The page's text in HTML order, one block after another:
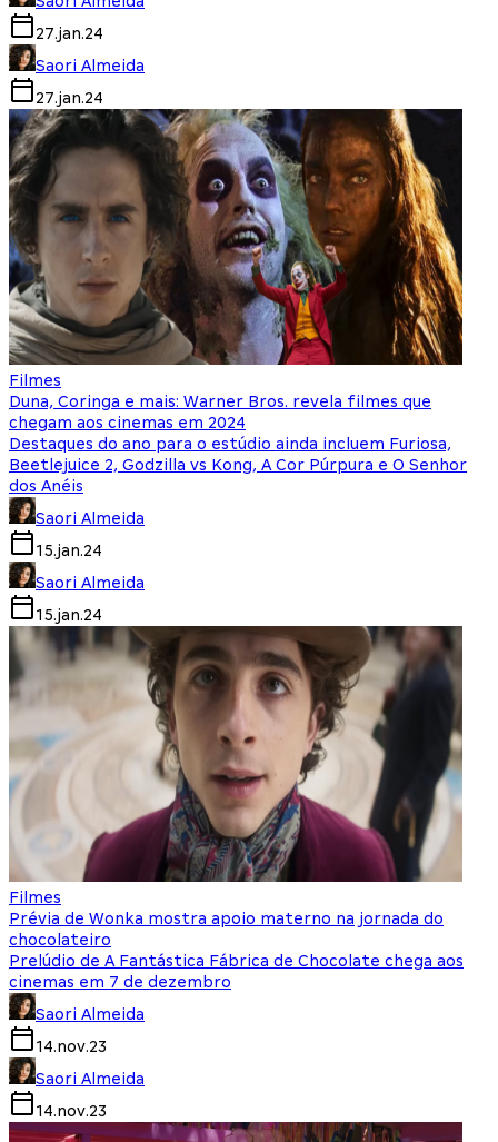
27.jan.24
Saori Almeida
27.jan.24
Filmes
Duna, Coringa e mais: Warner Bros. revela filmes que
chegam aos cinemas em 2024
Destaques do ano para o estúdio ainda incluem Furiosa,
Beetlejuice 2, Godzilla vs Kong, A Cor Púrpura e O Senhor
dos Anéis
Saori Almeida
15.jan.24
Saori Almeida
15.jan.24
Filmes
Prévia de Wonka mostra apoio materno na jornada do
chocolateiro
Prelúdio de A Fantástica Fábrica de Chocolate chega aos
cinemas em 7 de dezembro
Saori Almeida
14.nov.23
Saori Almeida
14.nov.23